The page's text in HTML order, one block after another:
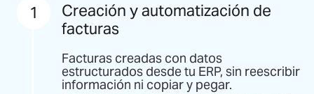
1
Creación y automatización de
facturas
Facturas creadas con datos
estructurados desde tu ERP, sin reescribir
información ni copiar y pegar.